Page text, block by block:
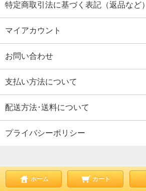
特定商取引法に基づく表記（返品など）
マイアカウント
お問い合わせ
支払い方法について
配送方法･送料について
プライバシーポリシー
ホーム カート